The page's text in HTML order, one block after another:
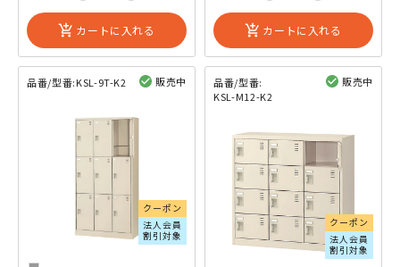
add_shopping_cart カートに入れる add_shopping_cart カートに入れる
品番/型番:KSL-9T-K2 販売中
クーポン
法人会員
割引対象
品番/型番:
KSL-M12-K2
販売中
クーポン
法人会員
割引対象